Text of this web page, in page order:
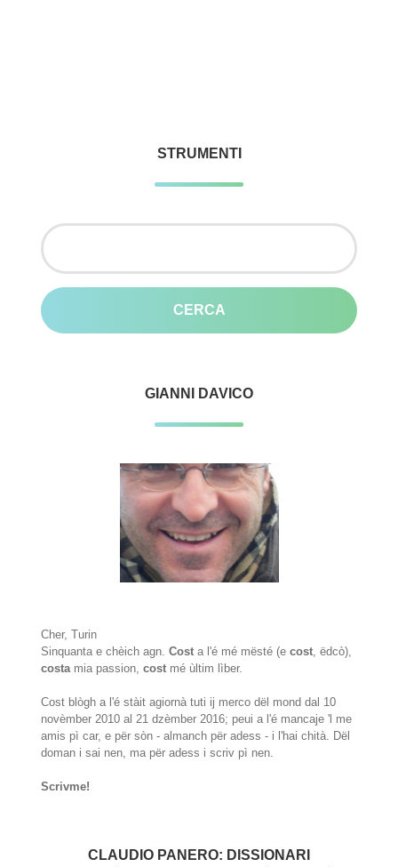
STRUMENTI
Ricerca
GIANNI DAVICO
Cher, Turin
Sinquanta e chèich agn.Cost a l'é mé mësté (ecost , ëdcò),
costa mia passion,cost mé ùltim lìber.
Cost blògh a l'é stàit agiornà tuti ij merco dël mond dal 10
novèmber 2010 al 21 dzèmber 2016; peui a l'é mancaje 'l me
amis pì car, e për sòn - almanch për adess - i l'hai chità. Dël
doman i sai nen, ma për adess i scriv pì nen.
Scrivme!
CLAUDIO PANERO: DISSIONARI